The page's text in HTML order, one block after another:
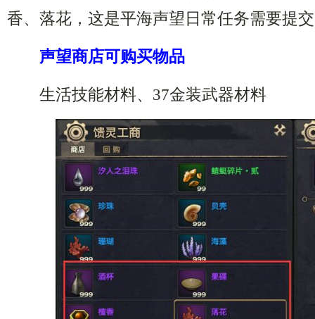
香、落花，这是平海声望日常任务需要提
声望商店可购买物品
生活技能材料、37金装武器材料